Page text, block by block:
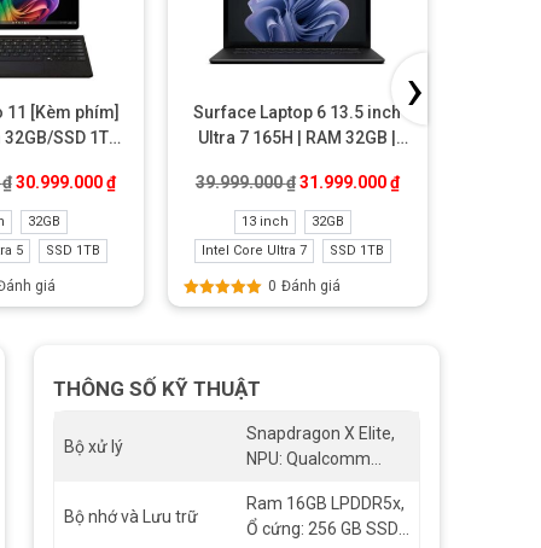
₫.
[Kèm phím]
SSD 1TB
₫ Giá gốc là: 35.999.000 ₫.
30.999.000₫Giá hiện tại là: 30.999.000 ₫.
32GB
5
SSD 1TB
giá
Surface Laptop 6 13.5 inch
Ultra 7 165H | RAM 32GB |
39.999.000₫Giá gốc là: 39.999.000 ₫.
31.999.000₫Giá hiện tại là:
13 inch
32GB
Intel Core Ultra 7
SSD 1TB
Được xếp
0 Đánh giá
›
THÔNG SỐ KỸ THUẬT
Bộ xử lý
Snapdragon X Elite,
NPU: Qualcomm
tỷ phép tính mỗi giâ
Bộ nhớ và Lưu trữ
Ram 16GB LPDDR5x,
Ổ cứng: 256 GB SSD